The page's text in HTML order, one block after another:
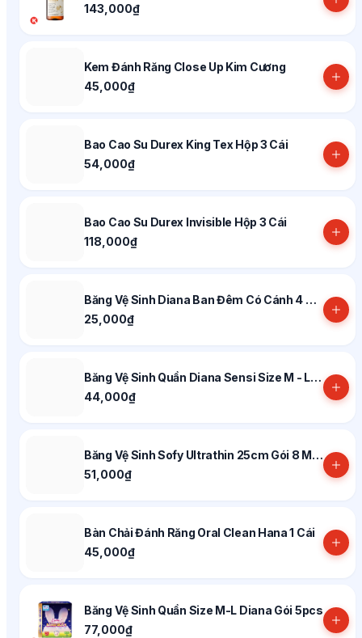
143,000₫
Kem Đánh Răng Close Up Kim Cương
45,000₫
Bao Cao Su Durex King Tex Hộp 3 Cái
54,000₫
Bao Cao Su Durex Invisible Hộp 3 Cái
118,000₫
Băng Vệ Sinh Diana Ban Đêm Có Cánh 4 Miếng 29cm
25,000₫
Băng Vệ Sinh Quần Diana Sensi Size M - L Gói 2 Miếng
44,000₫
Băng Vệ Sinh Sofy Ultrathin 25cm Gói 8 Miếng
51,000₫
Bàn Chải Đánh Răng Oral Clean Hana 1 Cái
45,000₫
Băng Vệ Sinh Quần Size M-L Diana Gói 5pcs
77,000₫